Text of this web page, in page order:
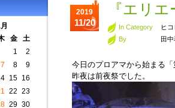
金
土
1
2
7 8
9
15
16
22 23
29 30
2019
11/20
『エリエ
In Category
ヒ
By
田
今日のプロアマから始まる
昨夜は前夜祭でした。